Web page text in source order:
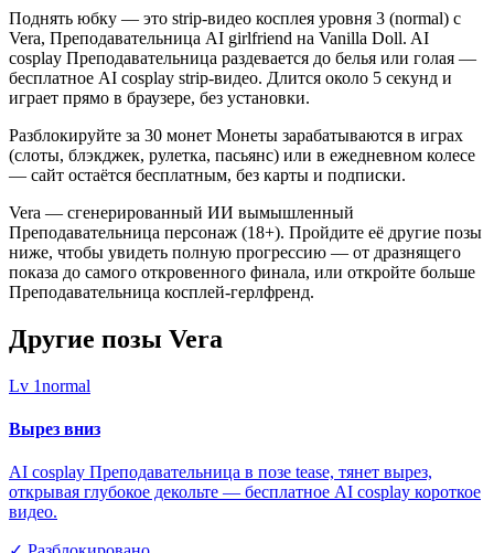
Поднять юбку — это strip-видео косплея уровня 3 (normal) с
Vera, Преподавательница AI girlfriend на Vanilla Doll. AI
cosplay Преподавательница раздевается до белья или голая —
бесплатное AI cosplay strip-видео. Длится около 5 секунд и
играет прямо в браузере, без установки.
Разблокируйте за 30 монет Монеты зарабатываются в играх
(слоты, блэкджек, рулетка, пасьянс) или в ежедневном колесе
— сайт остаётся бесплатным, без карты и подписки.
Vera — сгенерированный ИИ вымышленный
Преподавательница персонаж (18+). Пройдите её другие позы
ниже, чтобы увидеть полную прогрессию — от дразнящего
показа до самого откровенного финала, или откройте больше
Преподавательница косплей-герлфренд.
Другие позы Vera
Lv 1normal
Вырез вниз
AI cosplay Преподавательница в позе tease, тянет вырез,
открывая глубокое декольте — бесплатное AI cosplay короткое
видео.